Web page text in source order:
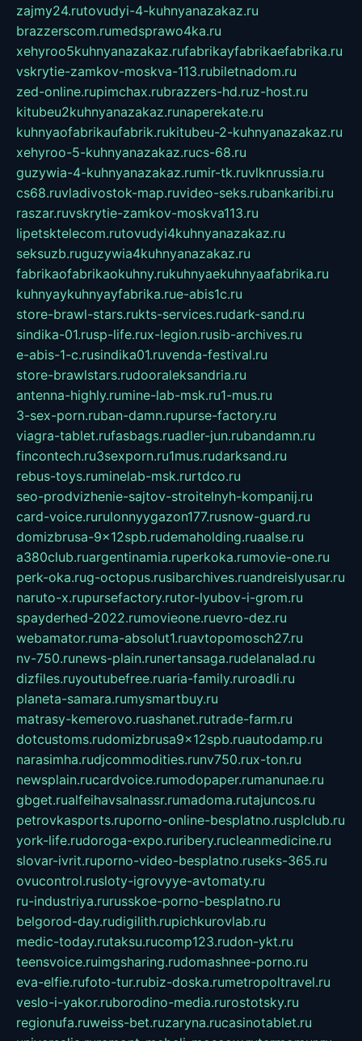
zajmy24.rutovudyi-4-kuhnyanazakaz.ru
brazzerscom.rumedsprawo4ka.ru
xehyroo5kuhnyanazakaz.rufabrikayfabrikaefabrika.ru
vskrytie-zamkov-moskva-113.rubiletnadom.ru
zed-online.rupimchax.rubrazzers-hd.ruz-host.ru
kitubeu2kuhnyanazakaz.runaperekate.ru
kuhnyaofabrikaufabrik.rukitubeu-2-kuhnyanazakaz.ru
xehyroo-5-kuhnyanazakaz.rucs-68.ru
guzywia-4-kuhnyanazakaz.rumir-tk.ruvlknrussia.ru
cs68.ruvladivostok-map.ruvideo-seks.rubankaribi.ru
raszar.ruvskrytie-zamkov-moskva113.ru
lipetsktelecom.rutovudyi4kuhnyanazakaz.ru
seksuzb.ruguzywia4kuhnyanazakaz.ru
fabrikaofabrikaokuhny.rukuhnyaekuhnyaafabrika.ru
kuhnyaykuhnyayfabrika.rue-abis1c.ru
store-brawl-stars.rukts-services.rudark-sand.ru
sindika-01.rusp-life.rux-legion.rusib-archives.ru
e-abis-1-c.rusindika01.ruvenda-festival.ru
store-brawlstars.rudooraleksandria.ru
antenna-highly.rumine-lab-msk.ru1-mus.ru
3-sex-porn.ruban-damn.rupurse-factory.ru
viagra-tablet.rufasbags.ruadler-jun.rubandamn.ru
fincontech.ru3sexporn.ru1mus.rudarksand.ru
rebus-toys.ruminelab-msk.rurtdco.ru
seo-prodvizhenie-sajtov-stroitelnyh-kompanij.ru
card-voice.rurulonnyygazon177.rusnow-guard.ru
domizbrusa-9x12spb.rudemaholding.ruaalse.ru
a380club.ruargentinamia.ruperkoka.rumovie-one.ru
perk-oka.rug-octopus.rusibarchives.ruandreislyusar.ru
naruto-x.rupursefactory.rutor-lyubov-i-grom.ru
spayderhed-2022.rumovieone.ruevro-dez.ru
webamator.ruma-absolut1.ruavtopomosch27.ru
nv-750.runews-plain.runertansaga.rudelanalad.ru
dizfiles.ruyoutubefree.ruaria-family.ruroadli.ru
planeta-samara.rumysmartbuy.ru
matrasy-kemerovo.ruashanet.rutrade-farm.ru
dotcustoms.rudomizbrusa9x12spb.ruautodamp.ru
narasimha.rudjcommodities.runv750.rux-ton.ru
newsplain.rucardvoice.rumodopaper.rumanunae.ru
gbget.rualfeihavsalnassr.rumadoma.rutajuncos.ru
petrovkasports.ruporno-online-besplatno.rusplclub.ru
york-life.rudoroga-expo.ruribery.rucleanmedicine.ru
slovar-ivrit.ruporno-video-besplatno.ruseks-365.ru
ovucontrol.rusloty-igrovyye-avtomaty.ru
ru-industriya.rurusskoe-porno-besplatno.ru
belgorod-day.rudigilith.rupichkurovlab.ru
medic-today.rutaksu.rucomp123.rudon-ykt.ru
teensvoice.ruimgsharing.rudomashnee-porno.ru
eva-elfie.rufoto-tur.rubiz-doska.rumetropoltravel.ru
veslo-i-yakor.ruborodino-media.rurostotsky.ru
regionufa.ruweiss-bet.ruzaryna.rucasinotablet.ru